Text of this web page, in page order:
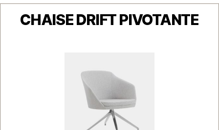
Catégories
CHAISE DRIFT PIVOTANTE